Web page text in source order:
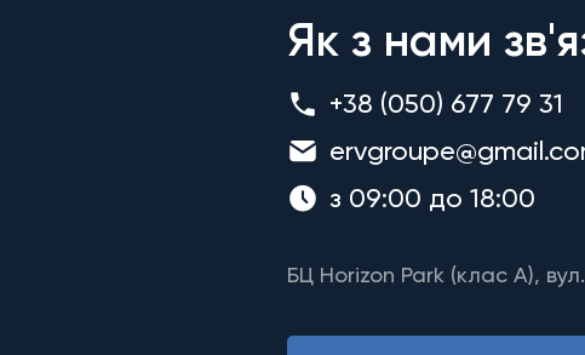
Як з нами
+38 (050) 677 79 31
з 09:00 до 18:00
БЦ Horizon Park (клас A),